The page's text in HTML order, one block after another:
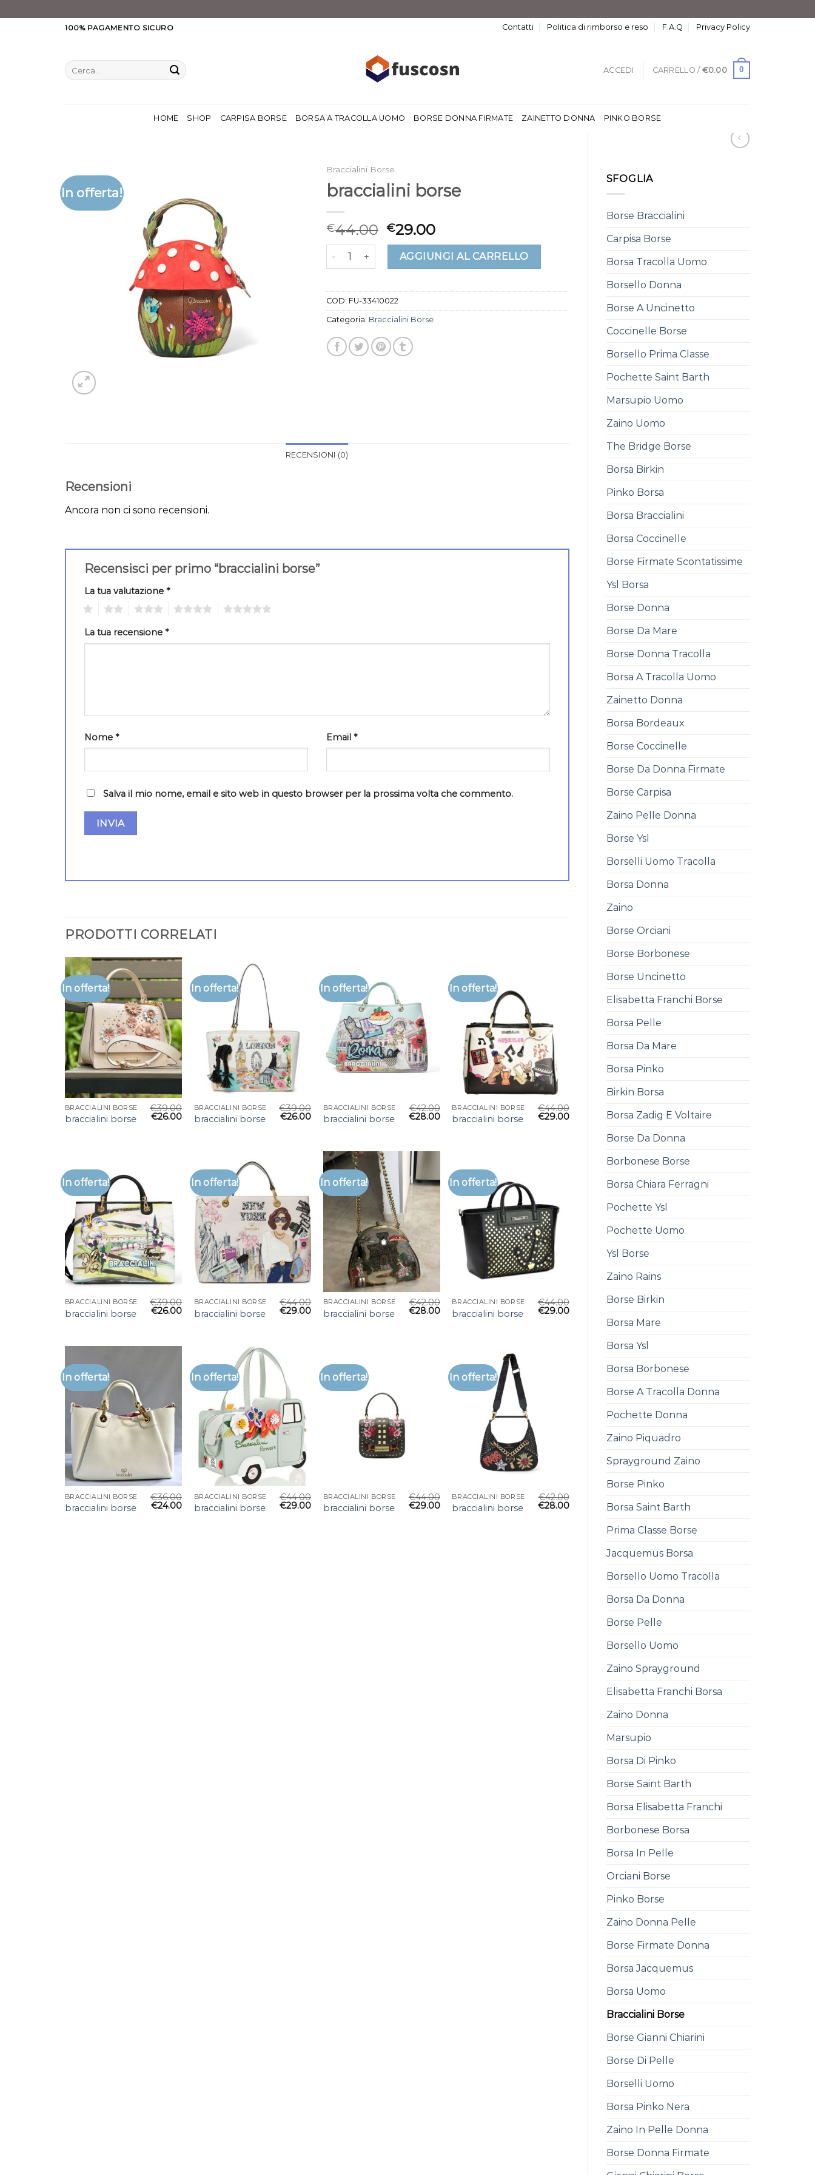
100% PAGAMENTO SICURO Contatti Politica di rimborso e reso F.A.Q Privacy Policy
Cerca:
ACCEDI CARRELLO / €0.00 0
HOME SHOP CARPISA BORSE BORSA A TRACOLLA UOMO BORSE DONNA FIRMATE ZAINETTO DONNA PINKO BORSE
SFOGLIA
Borse Braccialini
Carpisa Borse
Borsa Tracolla Uomo
Borsello Donna
Borse A Uncinetto
Coccinelle Borse
Borsello Prima Classe
Pochette Saint Barth
Marsupio Uomo
Zaino Uomo
The Bridge Borse
Borsa Birkin
Pinko Borsa
Borsa Braccialini
Borsa Coccinelle
Borse Firmate Scontatissime
Ysl Borsa
Borse Donna
Borse Da Mare
Borse Donna Tracolla
Borsa A Tracolla Uomo
Zainetto Donna
Borsa Bordeaux
Borse Coccinelle
Borse Da Donna Firmate
Borse Carpisa
Zaino Pelle Donna
Borse Ysl
Borselli Uomo Tracolla
Borsa Donna
Zaino
Borse Orciani
Borse Borbonese
Borse Uncinetto
Elisabetta Franchi Borse
Borsa Pelle
Borsa Da Mare
Borsa Pinko
Birkin Borsa
Borsa Zadig E Voltaire
Borse Da Donna
Borbonese Borse
Borsa Chiara Ferragni
Pochette Ysl
Pochette Uomo
Ysl Borse
Zaino Rains
Borse Birkin
Borsa Mare
Borsa Ysl
Borsa Borbonese
Borse A Tracolla Donna
Pochette Donna
Zaino Piquadro
Sprayground Zaino
Borse Pinko
Borsa Saint Barth
Prima Classe Borse
Jacquemus Borsa
Borsello Uomo Tracolla
Borsa Da Donna
Borse Pelle
Borsello Uomo
Zaino Sprayground
Elisabetta Franchi Borsa
Zaino Donna
Marsupio
Borsa Di Pinko
Borse Saint Barth
Borsa Elisabetta Franchi
Borbonese Borsa
Borsa In Pelle
Orciani Borse
Pinko Borse
Zaino Donna Pelle
Borse Firmate Donna
Borsa Jacquemus
Borsa Uomo
Braccialini Borse
Borse Gianni Chiarini
Borse Di Pelle
Borselli Uomo
Borsa Pinko Nera
Zaino In Pelle Donna
Borse Donna Firmate
In offerta!
Braccialini Borse
braccialini borse
€44.00 €29.00
braccialini borse quantitàAGGIUNGI AL CARRELLO
COD: FU-33410022
Categoria: Braccialini Borse
RECENSIONI (0)
Recensioni
Ancora non ci sono recensioni.
Recensisci per primo “braccialini borse”
La tua valutazione *
La tua recensione *
Nome * Email *
Salva il mio nome, email e sito web in questo browser per la prossima volta che commento.
PRODOTTI CORRELATI
In offerta!
BRACCIALINI BORSE
braccialini borse
€39.00
€26.00
In offerta!
BRACCIALINI BORSE
braccialini borse
€39.00
€26.00
In offerta!
BRACCIALINI BORSE
braccialini borse
€42.00
€28.00
In offerta!
BRACCIALINI BORSE
braccialini borse
€44.00
€29.00
In offerta!
BRACCIALINI BORSE
braccialini borse
€39.00
€26.00
In offerta!
BRACCIALINI BORSE
braccialini borse
€44.00
€29.00
In offerta!
BRACCIALINI BORSE
braccialini borse
€42.00
€28.00
In offerta!
BRACCIALINI BORSE
braccialini borse
€44.00
€29.00
In offerta!
BRACCIALINI BORSE
braccialini borse
€36.00
€24.00
In offerta!
BRACCIALINI BORSE
braccialini borse
€44.00
€29.00
In offerta!
BRACCIALINI BORSE
braccialini borse
€44.00
€29.00
In offerta!
BRACCIALINI BORSE
braccialini borse
€42.00
€28.00